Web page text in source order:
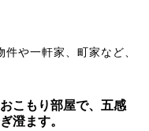
や一軒家、町家など、
こもり部屋で、五感
澄ます。